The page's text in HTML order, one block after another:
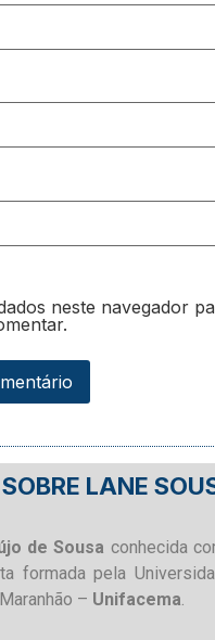
neste navegador
SOBRE LANE
de Sousa conhecida
formada pela
– Unifacema.